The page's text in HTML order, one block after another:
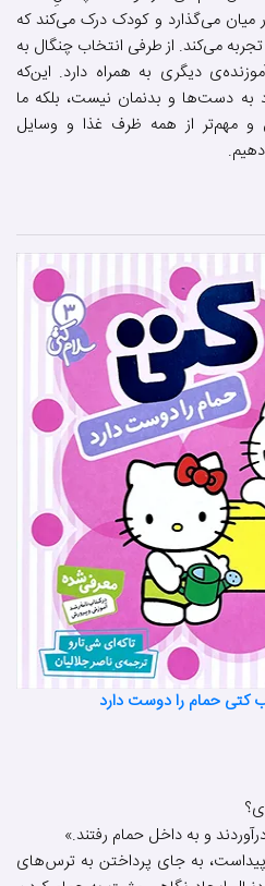
میان می‌گذارد و کودک درک می‌کند که
می‌کند. از طرفی انتخاب چنگال به
دیگری به همراه دارد. این‌که
دست‌ها و بدنمان نیست، بلکه ما
و مهم‌تر از همه ظرف غذا و وسایل
کتی حمام را دوست دارد
و به داخل حمام رفتند.»
به جای پرداختن به ترس‌های